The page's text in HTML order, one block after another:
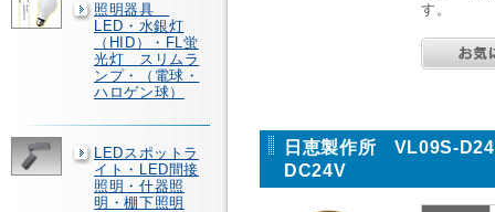
照明器具
LED・水銀灯
（HID）・FL蛍
光灯 スリムラ
ンプ・（電球・
ハロゲン球）
LEDスポットラ
イト・LED間接
照明・什器照
明・棚下照明
す。
日恵製作所 VL09S-
DC24V